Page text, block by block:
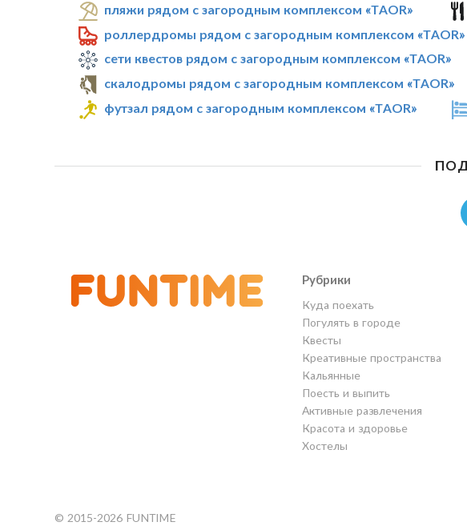
пляжи рядом с загородным комплексом «TAOR»
роллердромы рядом с загородным комплексом «TAOR»
сети квестов рядом с загородным комплексом «TAOR»
скалодромы рядом с загородным комплексом «TAOR»
футзал рядом с загородным комплексом «TAOR»
Рубрики
Куда поехать
Погулять в городе
Квесты
Креативные пространства
Кальянные
Поесть и выпить
Активные развлечения
Красота и здоровье
Хостелы
© 2015-2026 FUNTIME